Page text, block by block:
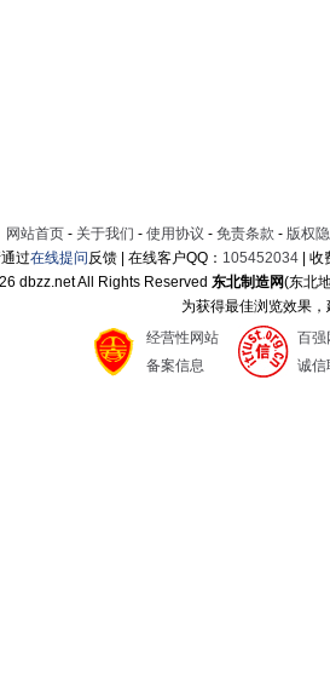
网站首页 - 关于我们 - 使用协议 - 免责条款 - 版权
过在线提问反馈 | 在线客户QQ： 105452034 |
dbzz.net All Rights Reserved东北制造网(东北
为获得最佳浏览效果
经营性网站
备案信息
百强
诚信